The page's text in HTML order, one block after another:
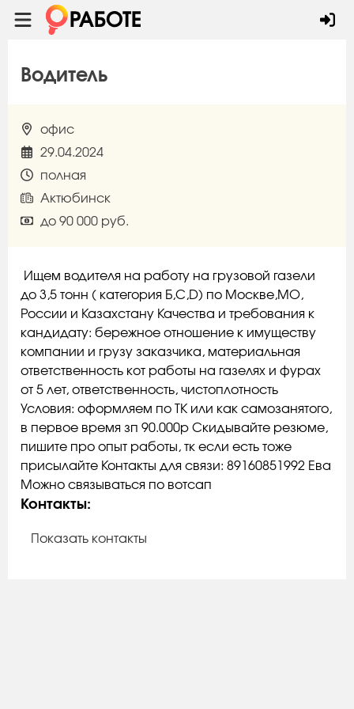
Водитель
офис
29.04.2024
полная
Актюбинск
до 90 000 руб.
Ищем водителя на работу на грузовой газели
до 3,5 тонн ( категория Б,С,D) по Москве,МО,
России и Казахстану Качества и требования к
кандидату: бережное отношение к имуществу
компании и грузу заказчика, материальная
ответственность кот работы на газелях и фурах
от 5 лет, ответственность, чистоплотность
Условия: оформляем по ТК или как самозанятого,
в первое время зп 90.000р Скидывайте резюме,
пишите про опыт работы, тк если есть тоже
присылайте Контакты для связи: 89160851992 Ева
Можно связываться по вотсап
Контакты:
Показать контакты